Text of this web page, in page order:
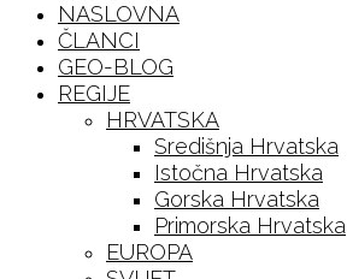
NASLOVNA
ČLANCI
GEO-BLOG
REGIJE
HRVATSKA
Središnja Hrvatska
Istočna Hrvatska
Gorska Hrvatska
Primorska Hrvatska
EUROPA